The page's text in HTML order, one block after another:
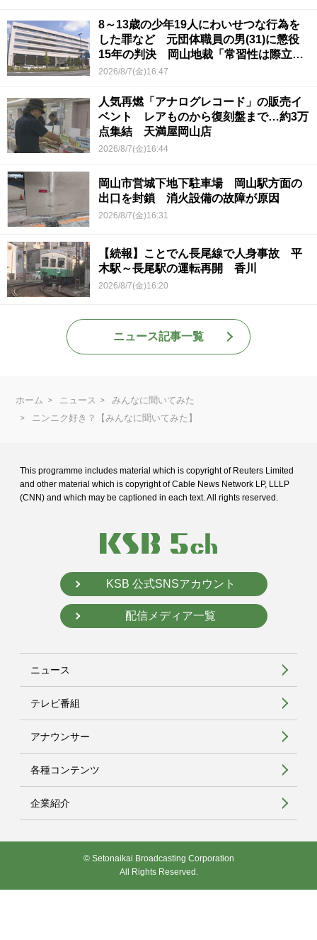
8～13歳の少年19人にわいせつな行為を
した罪など 元団体職員の男(31)に懲役
15年の判決 岡山地裁「常習性は際立っ
ていて被害結果も非常に重い」
2026/8/7(金)16:47
人気再燃「アナログレコード」の販売イ
ベント レアものから復刻盤まで…約3万
点集結 天満屋岡山店
2026/8/7(金)16:44
岡山市営城下地下駐車場 岡山駅方面の
出口を封鎖 消火設備の故障が原因
2026/8/7(金)16:31
【続報】ことでん長尾線で人身事故 平
木駅～長尾駅の運転再開 香川
2026/8/7(金)16:20
ニュース記事一覧
ホーム ニュース
みんなに聞いてみた
ニンニク好き？【みんなに聞いてみた】
This programme includes material which is copyright of Reuters Limited
and other material which is copyright of Cable News Network LP, LLLP
(CNN) and which may be captioned in each text. All rights reserved.
KSB 公式SNSアカウント
配信メディア一覧
ニュース
テレビ番組
アナウンサー
各種コンテンツ
企業紹介
© Setonaikai Broadcasting Corporation
All Rights Reserved.